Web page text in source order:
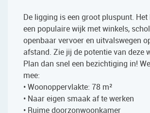
De ligging is een groot pluspunt.
een populaire wijk met winkels,
openbaar vervoer en uitvalswegen
afstand. Zie jij de potentie van deze
Plan dan snel een bezichtiging in!
mee:
• Woonoppervlakte: 78 m²
• Naar eigen smaak af te werken
• Ruime doorzonwoonkamer